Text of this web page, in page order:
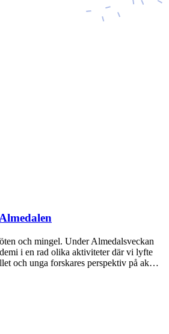
och mingel. Under Almedalsveckan
i en rad olika aktiviteter där vi lyfte
och unga forskares perspektiv på ak…